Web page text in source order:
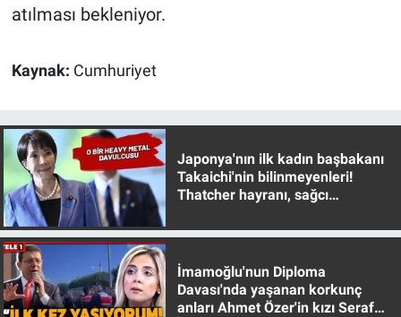
atılması bekleniyor.
Kaynak: Cumhuriyet
Japonya'nın ilk kadın başbakanı
Takaichi'nin bilinmeyenleri!
Thatcher hayranı, sağcı
İmamoğlu'nun Diploma
Davası'nda yaşanan korkunç
anları Ahmet Özer'in kızı Seraf